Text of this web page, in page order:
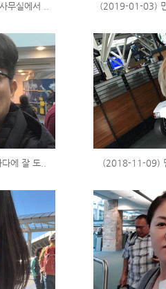
실에서 .. (2019-01-03) 민
에 잘 도.. (2018-11-09)